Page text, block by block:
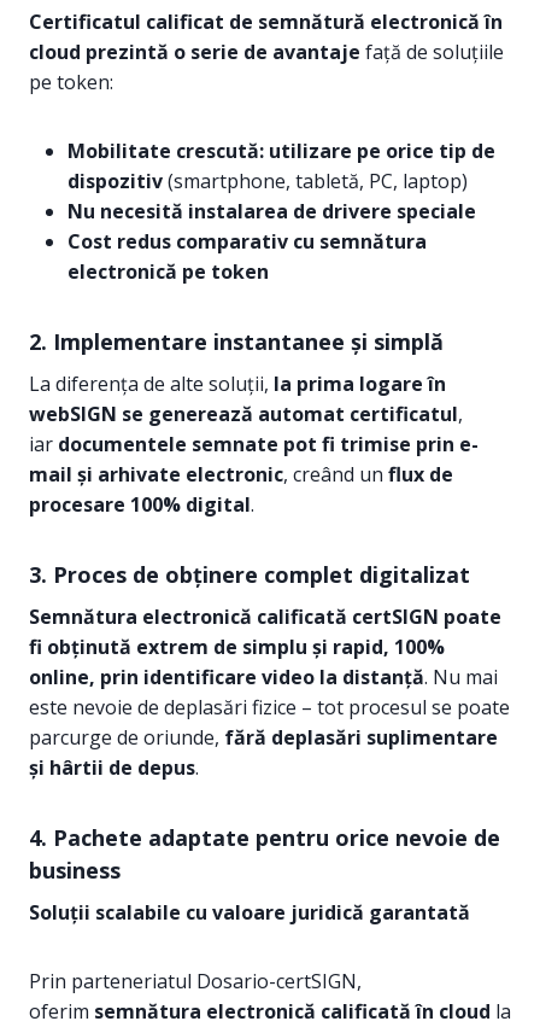
Certificatul calificat de semnătură electronică în
cloud prezintă o serie de avantaje față de soluțiile
pe token:
Mobilitate crescută: utilizare pe orice tip de
dispozitiv(smartphone, tabletă, PC, laptop)
Nu necesită instalarea de drivere speciale
Cost redus comparativ cu semnătura
electronică pe token
2. Implementare instantanee și simplă
La diferența de alte soluții, la prima logare în
webSIGN se generează automat certificatul,
iar documentele semnate pot fi trimise prin e-
mail și arhivate electronic, creând un flux de
procesare 100% digital.
3. Proces de obținere complet digitalizat
Semnătura electronică calificată certSIGN poate
fi obținută extrem de simplu și rapid, 100%
online, prin identificare video la distanță. Nu mai
este nevoie de deplasări fizice – tot procesul se poate
parcurge de oriunde, fără deplasări suplimentare
și hârtii de depus.
4. Pachete adaptate pentru orice nevoie de
business
Soluții scalabile cu valoare juridică garantată
Prin parteneriatul Dosario-certSIGN,
oferim semnătura electronică calificată în cloud la